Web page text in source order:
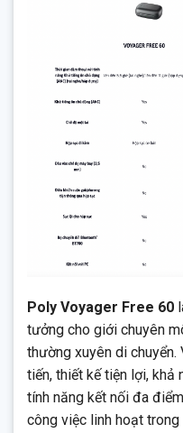
Poly Voyager Free 60
tưởng cho giới chuyên
thường xuyên di chuyển.
tiến, thiết kế tiện lợi, khả
tính năng kết nối đa
công việc linh hoạt